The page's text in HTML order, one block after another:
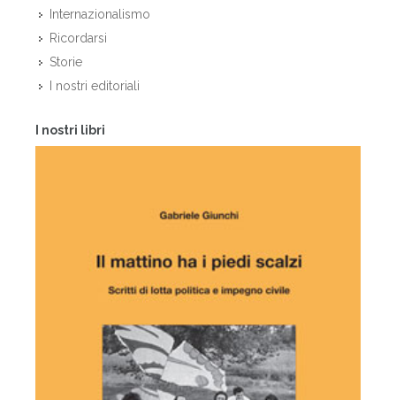
Internazionalismo
Ricordarsi
Storie
I nostri editoriali
I nostri libri